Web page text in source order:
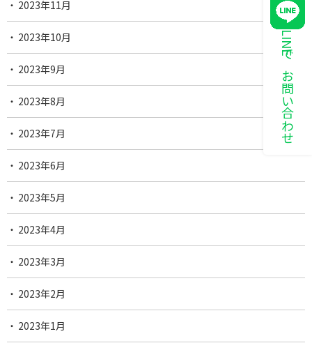
LINEでお問い合わせ
2023年11月
2023年10月
2023年9月
2023年8月
2023年7月
2023年6月
2023年5月
2023年4月
2023年3月
2023年2月
2023年1月